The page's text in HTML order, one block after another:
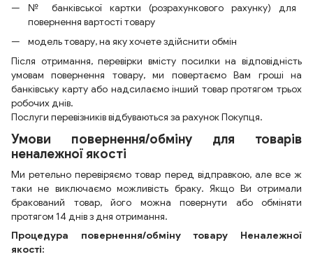
№ банківської картки (розрахункового рахунку) для
повернення вартості товару
модель товару, на яку хочете здійснити обмін
Після отримання, перевірки вмісту посилки на відповідність
умовам повернення товару, ми повертаємо Вам гроші на
банківську карту або надсилаємо інший товар протягом трьох
робочих днів.
Послуги перевізників відбуваються за рахунок Покупця.
Умови повернення/обміну для товарів
неналежної якості
Ми ретельно перевіряємо товар перед відправкою, але все ж
таки не виключаємо можливість браку. Якщо Ви отримали
бракований товар, його можна повернути або обміняти
протягом 14 днів з дня отримання.
Процедура повернення/обміну товару Неналежної
якості: